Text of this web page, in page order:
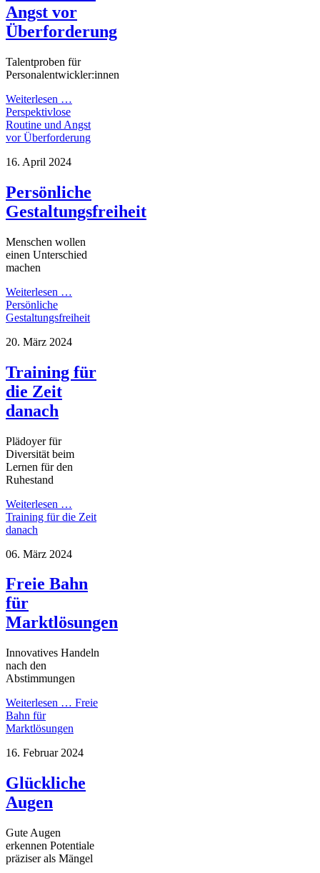
Angst vor
Überforderung
Talentproben für
Personalentwickler:innen
Weiterlesen …
Perspektivlose
Routine und Angst
vor Überforderung
16. April 2024
Persönliche
Gestaltungsfreiheit
Menschen wollen
einen Unterschied
machen
Weiterlesen …
Persönliche
Gestaltungsfreiheit
20. März 2024
Training für
die Zeit
danach
Plädoyer für
Diversität beim
Lernen für den
Ruhestand
Weiterlesen …
Training für die Zeit
danach
06. März 2024
Freie Bahn
für
Marktlösungen
Innovatives Handeln
nach den
Abstimmungen
Weiterlesen … Freie
Bahn für
Marktlösungen
16. Februar 2024
Glückliche
Augen
Gute Augen
erkennen Potentiale
präziser als Mängel